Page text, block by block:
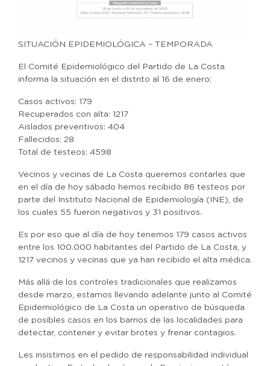
SITUACIÓN EPIDEMIOLÓGICA – TEMPORADA
El Comité Epidemiológico del Partido de La Costa
informa la situación en el distrito al 16 de enero:
Casos activos: 179
Recuperados con alta: 1217
Aislados preventivos: 404
Fallecidos: 28
Total de testeos: 4598
Vecinos y vecinas de La Costa queremos contarles que
en el día de hoy sábado hemos recibido 86 testeos por
parte del Instituto Nacional de Epidemiología (INE), de
los cuales 55 fueron negativos y 31 positivos.
Es por eso que al día de hoy tenemos 179 casos activos
entre los 100.000 habitantes del Partido de La Costa, y
1217 vecinos y vecinas que ya han recibido el alta médica.
Más allá de los controles tradicionales que realizamos
desde marzo, estamos llevando adelante junto al Comité
Epidemiológico de La Costa un operativo de búsqueda
de posibles casos en los barrios de las localidades para
detectar, contener y evitar brotes y frenar contagios.
Les insistimos en el pedido de responsabilidad individual